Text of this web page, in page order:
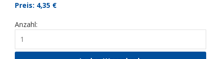
Preis: 4,35 €
Anzahl: